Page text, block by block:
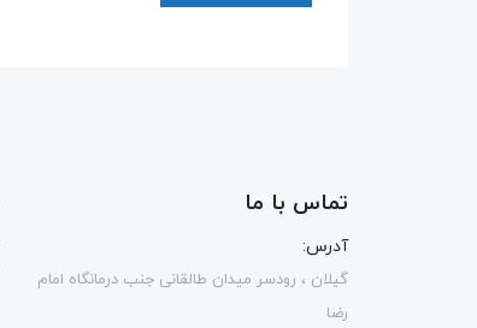
تماس با ما
آدرس:
گیلان ، رودسر میدان طالقانی جنب درمانگاه امام
رضا